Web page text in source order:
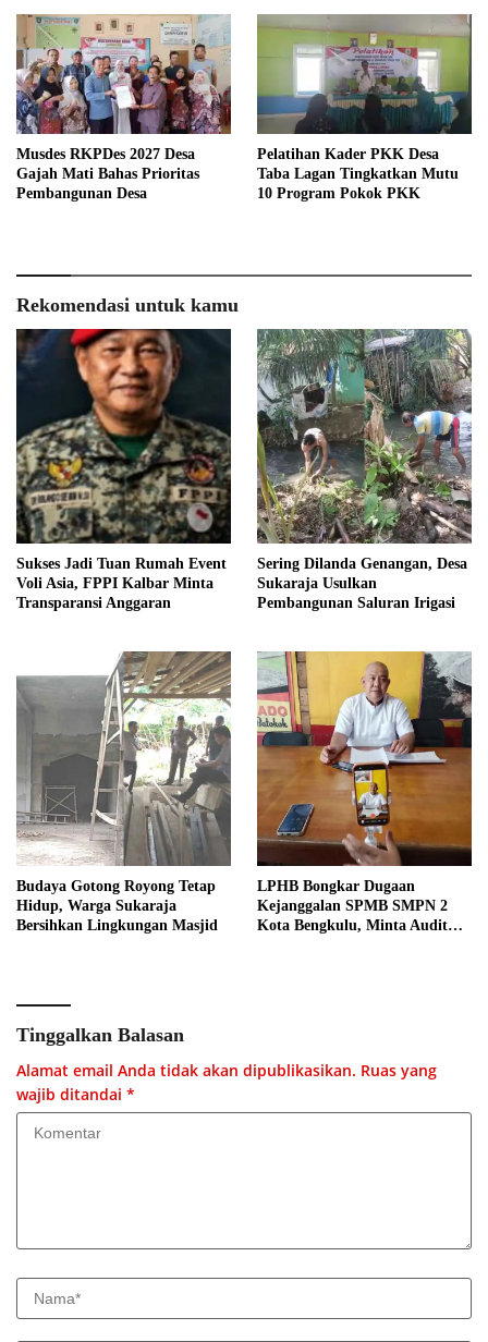
Musdes RKPDes 2027 Desa
Gajah Mati Bahas Prioritas
Pembangunan Desa
Pelatihan Kader PKK Desa
Taba Lagan Tingkatkan Mutu
10 Program Pokok PKK
Rekomendasi untuk kamu
Sukses Jadi Tuan Rumah Event
Voli Asia, FPPI Kalbar Minta
Transparansi Anggaran
Sering Dilanda Genangan, Desa
Sukaraja Usulkan
Pembangunan Saluran Irigasi
Budaya Gotong Royong Tetap
Hidup, Warga Sukaraja
Bersihkan Lingkungan Masjid
LPHB Bongkar Dugaan
Kejanggalan SPMB SMPN 2
Kota Bengkulu, Minta Audit
Tinggalkan Balasan
Alamat email Anda tidak akan dipublikasikan. Ruas yang
wajib ditandai *